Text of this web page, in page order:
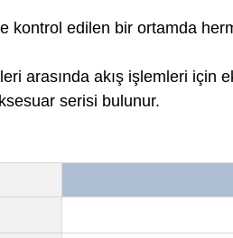
kontrol edilen bir ortamda
arasında akış işlemleri için
serisi bulunur.